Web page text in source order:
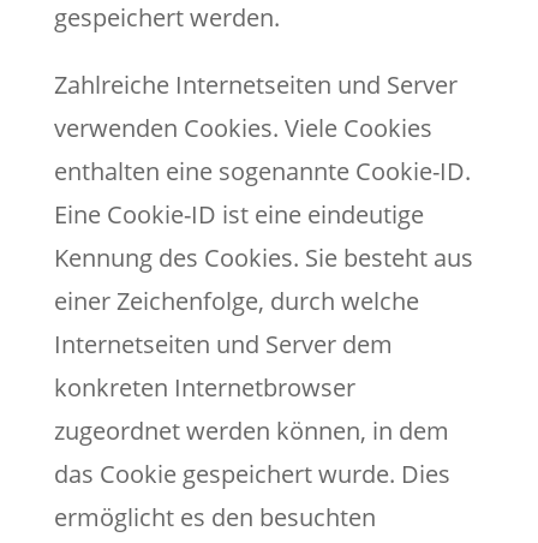
gespeichert werden.
Zahlreiche Internetseiten und Server
verwenden Cookies. Viele Cookies
enthalten eine sogenannte Cookie-ID.
Eine Cookie-ID ist eine eindeutige
Kennung des Cookies. Sie besteht aus
einer Zeichenfolge, durch welche
Internetseiten und Server dem
konkreten Internetbrowser
zugeordnet werden können, in dem
das Cookie gespeichert wurde. Dies
ermöglicht es den besuchten